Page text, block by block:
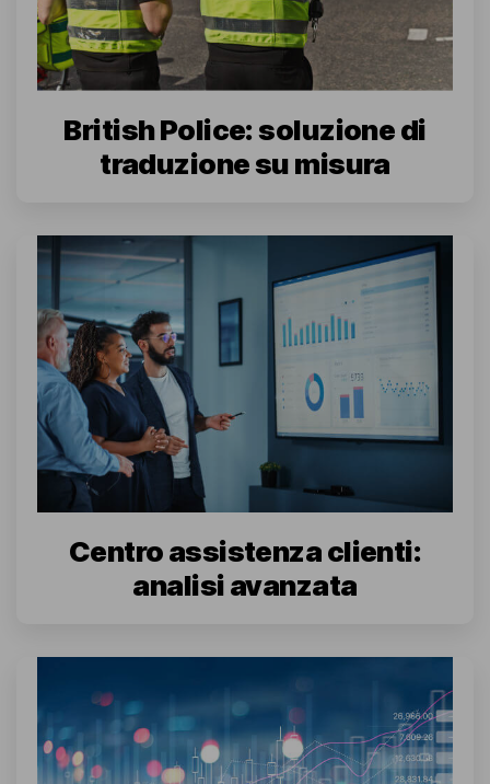
British Police: soluzione di
traduzione su misura
Centro assistenza clienti:
analisi avanzata